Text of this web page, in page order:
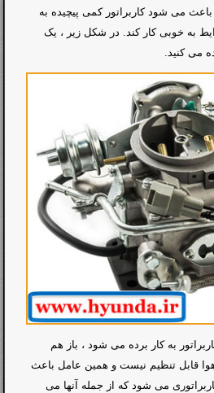
می شود کاربراتور کمی پیچیده به
به خوبی کار کند. در شکل زیر ، یک
می کنید.
به کار برده می شود ، باز هم
قابل تنظیم نیست و همین عامل باعث
می شود که از جمله آنها می